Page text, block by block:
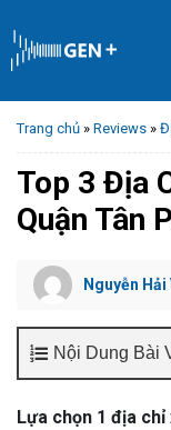
Trang chủ » Reviews »
Top 3 Địa
Quận Tân
Nguyễn Hải
Nội Dung Bài
Lựa chọn 1 địa